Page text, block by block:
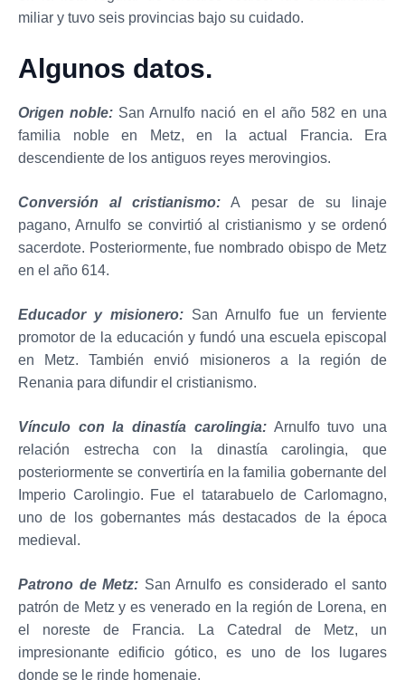
miliar y tuvo seis provincias bajo su cuidado.
Algunos datos.
Origen noble: San Arnulfo nació en el año 582 en una
familia noble en Metz, en la actual Francia. Era
descendiente de los antiguos reyes merovingios.
Conversión al cristianismo: A pesar de su linaje
pagano, Arnulfo se convirtió al cristianismo y se ordenó
sacerdote. Posteriormente, fue nombrado obispo de Metz
en el año 614.
Educador y misionero: San Arnulfo fue un ferviente
promotor de la educación y fundó una escuela episcopal
en Metz. También envió misioneros a la región de
Renania para difundir el cristianismo.
Vínculo con la dinastía carolingia:Arnulfo tuvo una
relación estrecha con la dinastía carolingia, que
posteriormente se convertiría en la familia gobernante del
Imperio Carolingio. Fue el tatarabuelo de Carlomagno,
uno de los gobernantes más destacados de la época
medieval.
Patrono de Metz: San Arnulfo es considerado el santo
patrón de Metz y es venerado en la región de Lorena, en
el noreste de Francia. La Catedral de Metz, un
impresionante edificio gótico, es uno de los lugares
donde se le rinde homenaje.